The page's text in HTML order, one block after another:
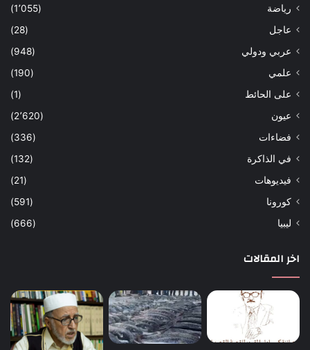
رياضة
(1٬055)
عاجل
(28)
عربي ودولي
(948)
علمي
(190)
على الحائط
(1)
عيون
(2٬620)
فضاءات
(336)
في الذاكرة
(132)
فيديوهات
(21)
كورونا
(591)
ليبيا
(666)
اخر المقالات